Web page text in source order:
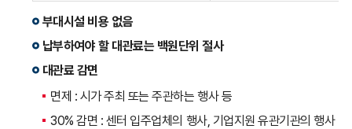
부대시설 비용 없음
납부하여야 할 대관료는 백원단위 절사
대관료 감면
면제 : 시가 주최 또는 주관하는 행사 등
30% 감면 : 센터 입주업체의 행사, 기업지원 유관기관의 행사